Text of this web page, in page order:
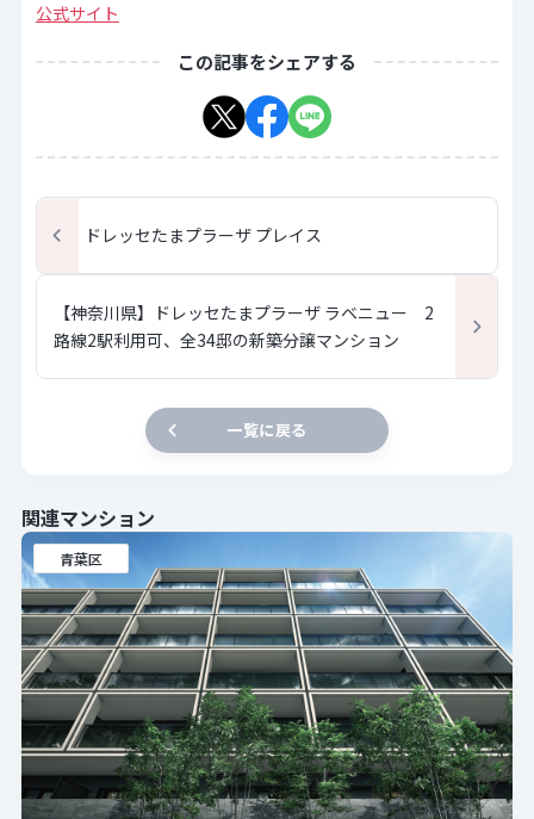
公式サイト
この記事をシェアする
ドレッセたまプラーザ プレイス
【神奈川県】ドレッセたまプラーザ ラベニュー 2
路線2駅利用可、全34邸の新築分譲マンション
一覧に戻る
関連マンション
青葉区